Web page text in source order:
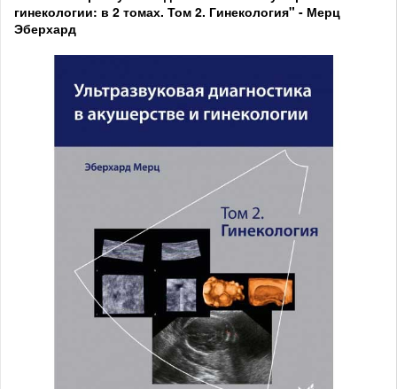
гинекологии: в 2 томах. Том 2. Гинекология" - Мерц
Эберхард